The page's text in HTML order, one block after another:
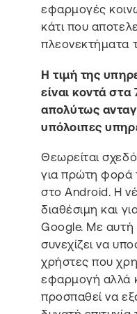
εφαρμογές
κάτι που
πλεονεκτήματα
Η τιμή της
είναι κοντά
απολύτως
υπόλοιπες
Θεωρείται
για πρώτη φορά
στο Android. Η
διαθέσιμη και
Google. Με αυτή
συνεχίζει να
χρήστες που
εφαρμογή αλλά
προσπαθεί να